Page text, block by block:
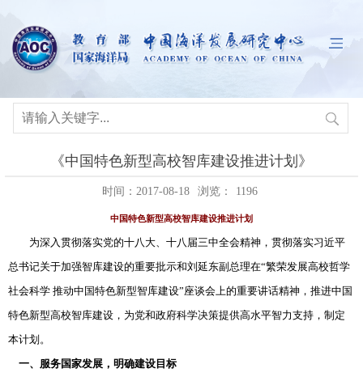
《中国特色新型高校智库建设推进计划》
时间：2017-08-18 浏览： 1196
中国特色新型高校智库建设推进计划
为深入贯彻落实党的十八大、十八届三中全会精神，贯彻落实习近平
总书记关于加强智库建设的重要批示和刘延东副总理在“繁荣发展高校哲学
社会科学 推动中国特色新型智库建设”座谈会上的重要讲话精神，推进中国
特色新型高校智库建设，为党和政府科学决策提供高水平智力支持，制定
本计划。
一、服务国家发展，明确建设目标